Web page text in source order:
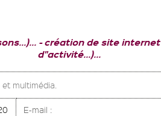
création de site internet
d"activité...)...
multimédia.
E-mail :